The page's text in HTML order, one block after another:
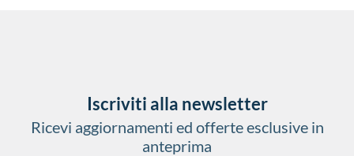
Iscriviti alla newsletter
Ricevi aggiornamenti ed offerte esclusive in
anteprima